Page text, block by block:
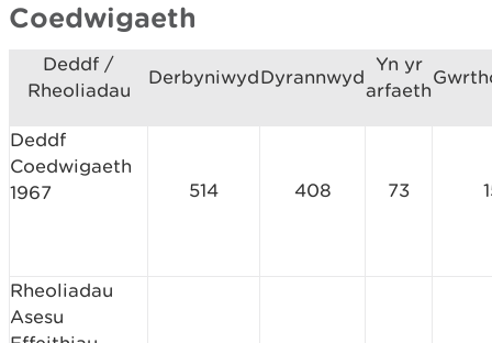
Coedwigaeth
Deddf /
Rheoliadau
DerbyniwydDyrannwyd
Yn yr
arfaeth
Deddf
Coedwigaeth
1967
514 408 73
Rheoliadau
Asesu